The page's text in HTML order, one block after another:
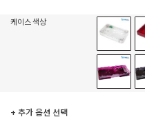
케이스 색상
+ 추가 옵션 선택